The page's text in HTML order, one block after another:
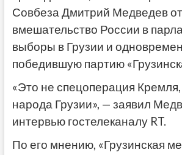
Совбеза Дмитрий Медведев
вмешательство России в
выборы в Грузии и
победившую партию
«Это не спецоперация
народа Грузии», — заявил
интервью гостелеканалу RT.
По его мнению, «Грузинская